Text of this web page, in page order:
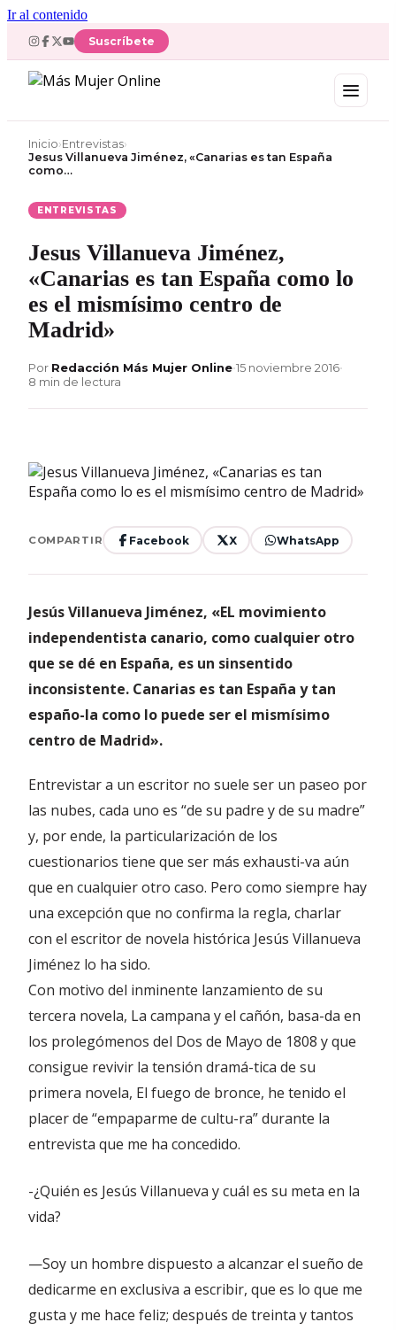
Ir al contenido
Suscríbete
Inicio›Entrevistas›
Jesus Villanueva Jiménez, «Canarias es tan España
como…
ENTREVISTAS
Jesus Villanueva Jiménez,
«Canarias es tan España como lo
es el mismísimo centro de
Madrid»
Por Redacción Más Mujer Online•15 noviembre 2016•
8 min de lectura
COMPARTIR Facebook X WhatsApp
Jesús Villanueva Jiménez, «EL movimiento
independentista canario, como cualquier otro
que se dé en España, es un sinsentido
inconsistente. Canarias es tan España y tan
españo-la como lo puede ser el mismísimo
centro de Madrid».
Entrevistar a un escritor no suele ser un paseo por
las nubes, cada uno es “de su padre y de su madre”
y, por ende, la particularización de los
cuestionarios tiene que ser más exhausti-va aún
que en cualquier otro caso. Pero como siempre hay
una excepción que no confirma la regla, charlar
con el escritor de novela histórica Jesús Villanueva
Jiménez lo ha sido.
Con motivo del inminente lanzamiento de su
tercera novela, La campana y el cañón, basa-da en
los prolegómenos del Dos de Mayo de 1808 y que
consigue revivir la tensión dramá-tica de su
primera novela, El fuego de bronce, he tenido el
placer de “empaparme de cultu-ra” durante la
entrevista que me ha concedido.
-¿Quién es Jesús Villanueva y cuál es su meta en la
vida?
—Soy un hombre dispuesto a alcanzar el sueño de
dedicarme en exclusiva a escribir, que es lo que me
gusta y me hace feliz; después de treinta y tantos